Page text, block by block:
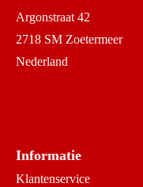
Argonstraat 42
2718 SM Zoetermeer
Nederland
Informatie
Klantenservice